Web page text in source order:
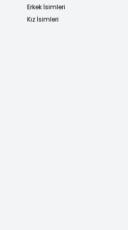
Erkek İsimleri
Kız İsimleri